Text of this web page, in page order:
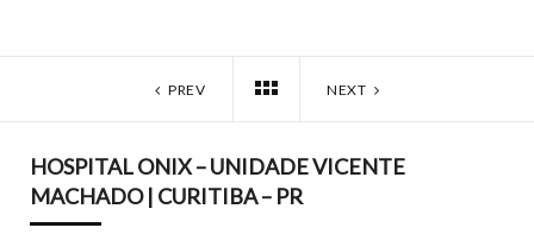
PREV NEXT
HOSPITAL ONIX – UNIDADE VICENTE
MACHADO | CURITIBA – PR